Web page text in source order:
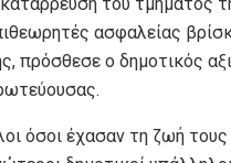
του τμήματος
ασφαλείας
πρόσθεσε ο δημοτικός
όσοι έχασαν τη ζωή